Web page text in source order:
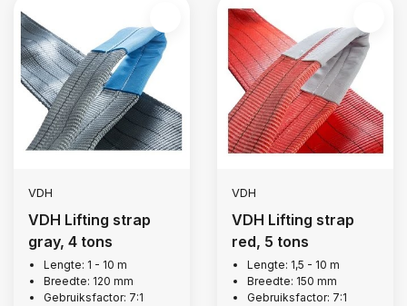
VDH
VDH Lifting strap
gray, 4 tons
Lengte: 1 - 10 m
Breedte: 120 mm
Gebruiksfactor: 7:1
VDH
VDH Lifting strap
red, 5 tons
Lengte: 1,5 - 10 m
Breedte: 150 mm
Gebruiksfactor: 7:1